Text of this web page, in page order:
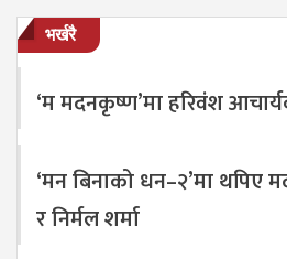
भर्खरै
‘म मदनकृष्ण’मा हरिवंश
‘मन बिनाको धन–२’मा थपिए
र निर्मल शर्मा